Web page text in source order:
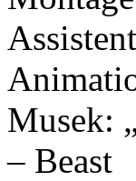
Musek:
– Beast